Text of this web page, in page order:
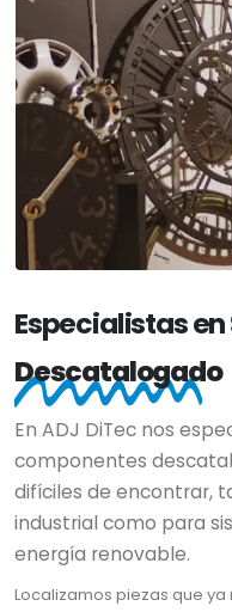
Especialistas en
Descatalogado
En ADJ DiTec nos
componentes
difíciles de encontrar,
industrial como para
energía renovable.
Localizamos piezas que